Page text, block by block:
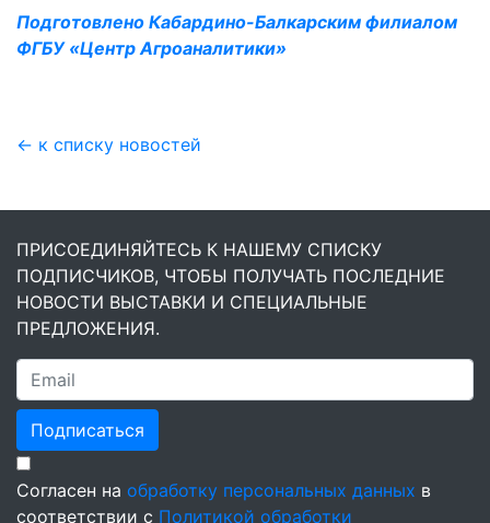
Подготовлено Кабардино-Балкарским филиалом
ФГБУ «Центр Агроаналитики»
← к списку новостей
ПРИСОЕДИНЯЙТЕСЬ К НАШЕМУ СПИСКУ
ПОДПИСЧИКОВ, ЧТОБЫ ПОЛУЧАТЬ ПОСЛЕДНИЕ
НОВОСТИ ВЫСТАВКИ И СПЕЦИАЛЬНЫЕ
ПРЕДЛОЖЕНИЯ.
Подписаться
Согласен на обработку персональных данных в
соответствии с Политикой обработки